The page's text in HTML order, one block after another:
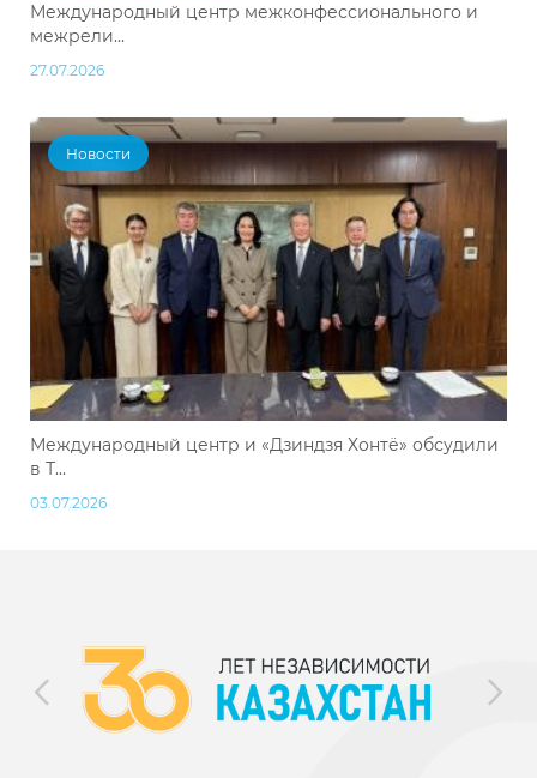
Международный центр межконфессионального и
межрели...
27.07.2026
Новости
Международный центр и «Дзиндзя Хонтё» обсудили
в Т...
03.07.2026